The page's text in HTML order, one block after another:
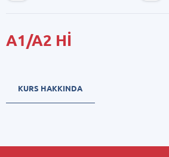
A1/A2 Hİ
KURS HAKKINDA